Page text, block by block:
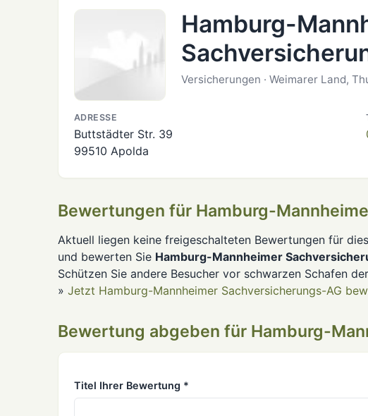
Hamburg-
Versicherungen · Weimarer Land,
ADRESSE
Buttstädter Str. 39
99510 Apolda
Bewertungen für Hamburg-
Aktuell liegen keine freigeschalteten Bewertungen für
und bewerten Sie Hamburg-Mannheimer
Schützen Sie andere Besucher vor schwarzen Schafen
» Jetzt Hamburg-Mannheimer Sachversicherungs-AG
Bewertung abgeben für Hamburg-
Titel Ihrer Bewertung *